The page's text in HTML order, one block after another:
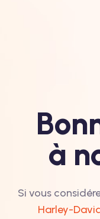
à
Si vous
Harley-